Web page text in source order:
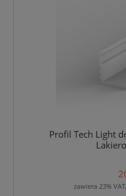
Profil Tech Light
zawiera 23%